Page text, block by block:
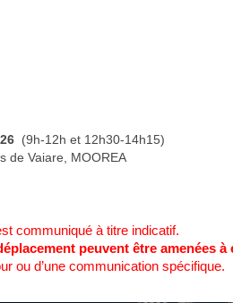
(9h-12h et 12h30-14h15)
de Vaiare, MOOREA
communiqué à titre indicatif.
peuvent être amenées à
ou d’une communication spécifique.